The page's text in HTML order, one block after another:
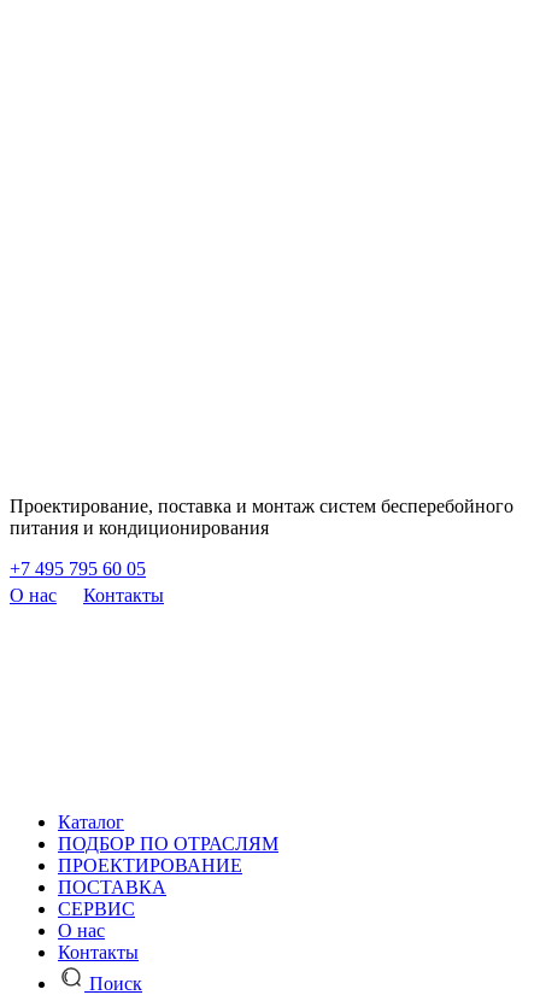
Проектирование, поставка и монтаж систем бесперебойного
питания и кондиционирования
+7 495 795 60 05
О нас
Контакты
Каталог
ПОДБОР ПО ОТРАСЛЯМ
ПРОЕКТИРОВАНИЕ
ПОСТАВКА
СЕРВИС
О нас
Контакты
Поиск